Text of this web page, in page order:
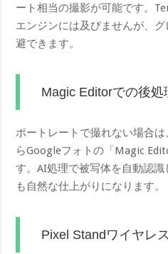
ート相当の撮影が可能です。
エンジンには及びませんが、
避できます。
Magic Editorでの後処
ポートレートで撮れない場合
らGoogleフォトの「Magic
す。AI処理で被写体を自動認
も自然な仕上がりになります。
Pixel Standワイヤレ